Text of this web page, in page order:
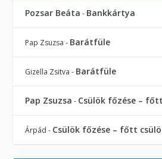
Pozsar Beáta - Bankkártya
Pap Zsuzsa - Barátfüle
Gizella Zsitva - Barátfüle
Pap Zsuzsa - Csülök főzése –
Árpád - Csülök főzése – főtt